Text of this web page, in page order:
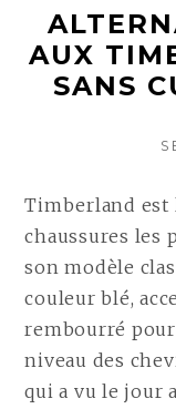
AUX
SANS
Timberland est
chaussures les
son modèle
couleur blé,
rembourré
niveau des
qui a vu le jour